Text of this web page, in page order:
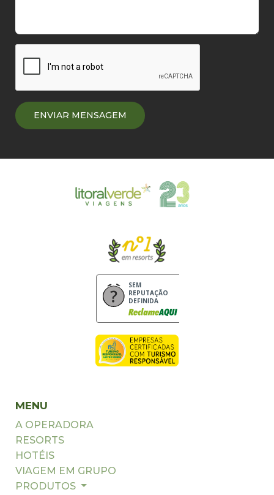
SEM
REPUTAÇÃO
DEFINIDA
MENU
A OPERADORA
RESORTS
HOTÉIS
VIAGEM EM GRUPO
PRODUTOS